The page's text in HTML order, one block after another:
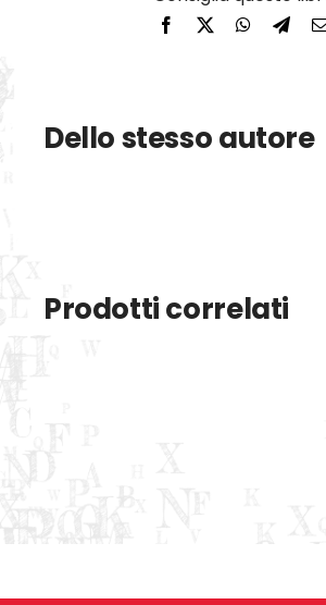
Dello stesso autore
Prodotti correlati